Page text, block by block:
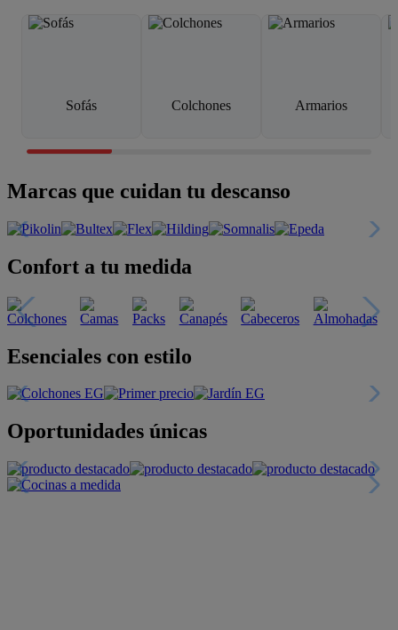
Sofás Colchones Armarios
Marcas que cuidan tu descanso
Confort a tu medida
Esenciales con estilo
Oportunidades únicas